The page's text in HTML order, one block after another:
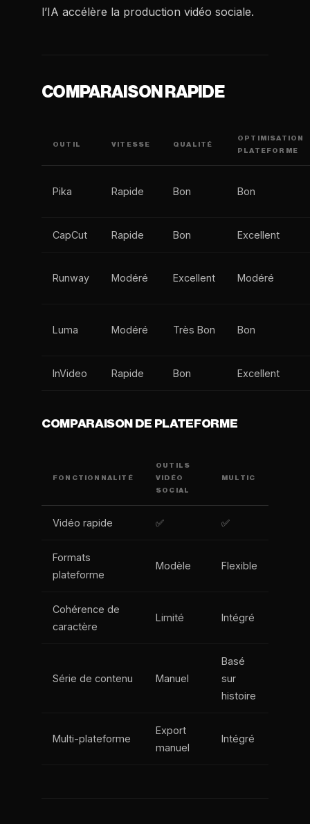
l’IA accélère la production vidéo sociale.
COMPARAISON RAPIDE
OUTIL VITESSE QUALITÉ
OPTIMISATION
PLATEFORME
Pika Rapide Bon Bon
CapCut Rapide Bon Excellent
Runway Modéré Excellent Modéré
Luma Modéré Très Bon Bon
InVideo Rapide Bon Excellent
COMPARAISON DE PLATEFORME
FONCTIONNALITÉ
OUTILS
VIDÉO
SOCIAL
MULTIC
Vidéo rapide ✅ ✅
Formats
plateforme
Modèle Flexible
Cohérence de
caractère
Limité Intégré
Série de contenu Manuel
Basé
sur
histoire
Multi-plateforme
Export
manuel
Intégré